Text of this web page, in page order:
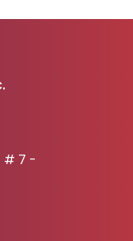
# 7 -